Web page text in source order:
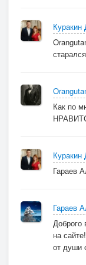
Куракин
Как по
Куракин
Гараев
Гараев
Доброго
на
от души